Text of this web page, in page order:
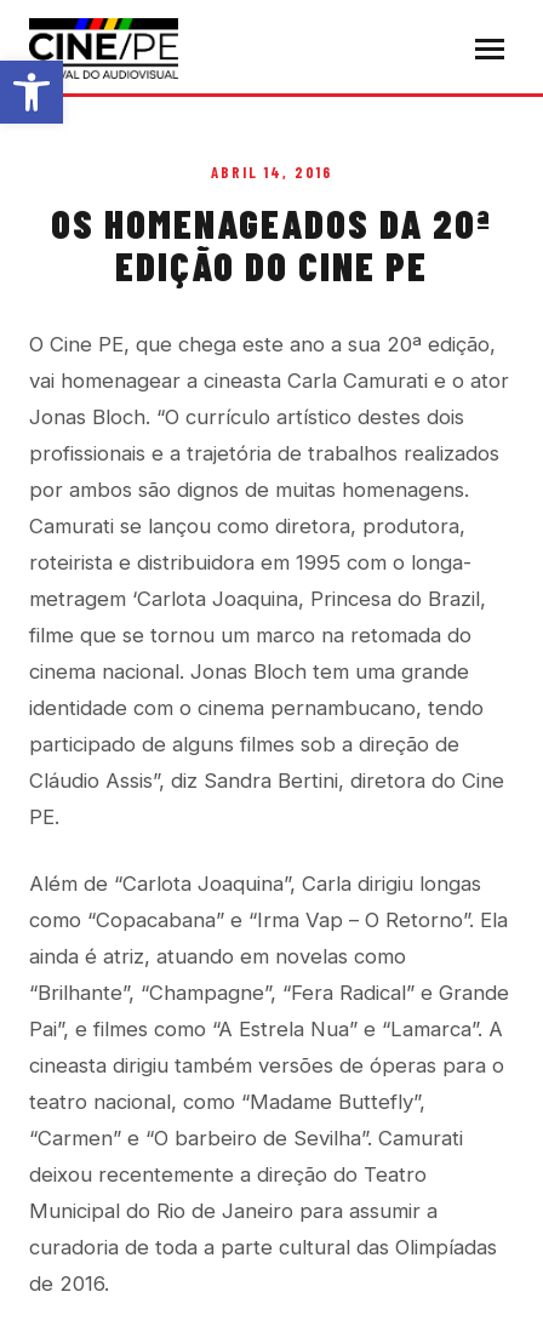
Abrir a barra de ferramentas
ABRIL 14, 2016
OS HOMENAGEADOS DA 20ª
EDIÇÃO DO CINE PE
O Cine PE, que chega este ano a sua 20ª edição,
vai homenagear a cineasta Carla Camurati e o ator
Jonas Bloch. “O currículo artístico destes dois
profissionais e a trajetória de trabalhos realizados
por ambos são dignos de muitas homenagens.
Camurati se lançou como diretora, produtora,
roteirista e distribuidora em 1995 com o longa-
metragem ‘Carlota Joaquina, Princesa do Brazil,
filme que se tornou um marco na retomada do
cinema nacional. Jonas Bloch tem uma grande
identidade com o cinema pernambucano, tendo
participado de alguns filmes sob a direção de
Cláudio Assis”, diz Sandra Bertini, diretora do Cine
PE.
Além de “Carlota Joaquina”, Carla dirigiu longas
como “Copacabana” e “Irma Vap – O Retorno”. Ela
ainda é atriz, atuando em novelas como
“Brilhante”, “Champagne”, “Fera Radical” e Grande
Pai”, e filmes como “A Estrela Nua” e “Lamarca”. A
cineasta dirigiu também versões de óperas para o
teatro nacional, como “Madame Buttefly”,
“Carmen” e “O barbeiro de Sevilha”. Camurati
deixou recentemente a direção do Teatro
Municipal do Rio de Janeiro para assumir a
curadoria de toda a parte cultural das Olimpíadas
de 2016.